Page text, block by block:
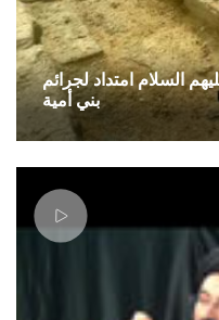
السلام امتداد لجرائم
بني أمية